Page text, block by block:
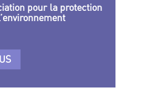
pour la protection